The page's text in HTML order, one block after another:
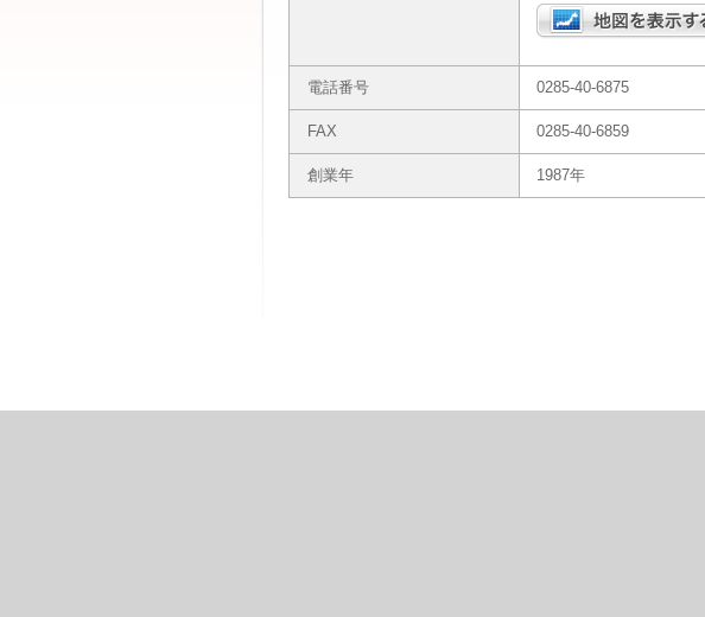
電話番号 0285-40-6875
FAX 0285-40-6859
創業年 1987年